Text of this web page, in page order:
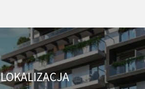
LOKALIZACJA